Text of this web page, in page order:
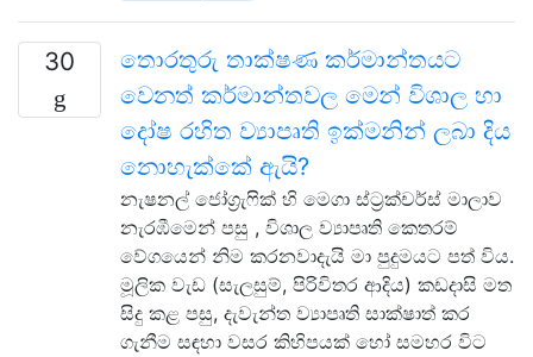
30
තොරතුරු තාක්ෂණ කර්මාන්තයට
වෙනත් කර්මාන්තවල මෙන් විශාල හා
දෝෂ රහිත ව්‍යාපෘති ඉක්මනින් ලබා දිය
නොහැක්කේ ඇයි?
නැෂනල් ජෝග්‍රැෆික් හි මෙගා ස්ට්‍රක්චර්ස් මාලාව
නැරඹීමෙන් පසු , විශාල ව්‍යාපෘති කෙතරම්
වේගයෙන් නිම කරනවාදැයි මා පුදුමයට පත් විය.
මූලික වැඩ (සැලසුම්, පිරිවිතර ආදිය) කඩදාසි මත
සිදු කළ පසු, දැවැන්ත ව්‍යාපෘති සාක්ෂාත් කර
ගැනීම සඳහා වසර කිහිපයක් හෝ සමහර විට